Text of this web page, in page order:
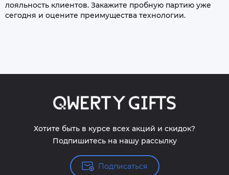
лояльность клиентов. Закажите пробную партию уже
сегодня и оцените преимущества технологии.
Хотите быть в курсе всех акций и скидок?
Подпишитесь на нашу рассылку
Подписаться